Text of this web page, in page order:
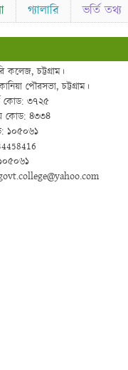
গ্যালারি ভর্তি তথ্য
কলেজ, চট্টগ্রাম।
পৌরসভা, চট্টগ্রাম।
কোড: ৩৭২৫
কোড: ৪৩৩৪
১০৫০৬১